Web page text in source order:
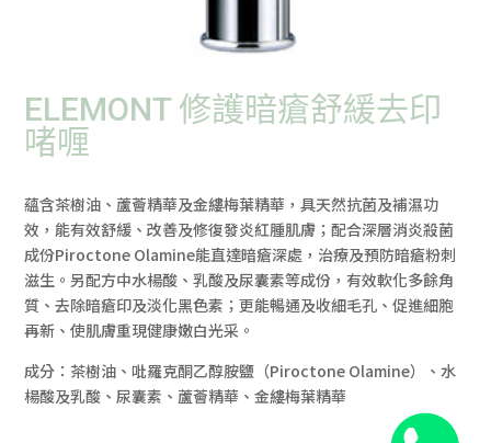
ELEMONT 修護暗瘡舒緩去印
啫喱
蘊含茶樹油、蘆薈精華及金縷梅葉精華，具天然抗菌及補濕功
效，能有效舒緩、改善及修復發炎紅腫肌膚；配合深層消炎殺菌
成份Piroctone Olamine能直達暗瘡深處，治療及預防暗瘡粉刺
滋生。另配方中水楊酸、乳酸及尿囊素等成份，有效軟化多餘角
質、去除暗瘡印及淡化黑色素；更能暢通及收細毛孔、促進細胞
再新、使肌膚重現健康嫩白光采。
成分：茶樹油、吡羅克酮乙醇胺鹽（Piroctone Olamine）、水
楊酸及乳酸、尿囊素、蘆薈精華、金縷梅葉精華